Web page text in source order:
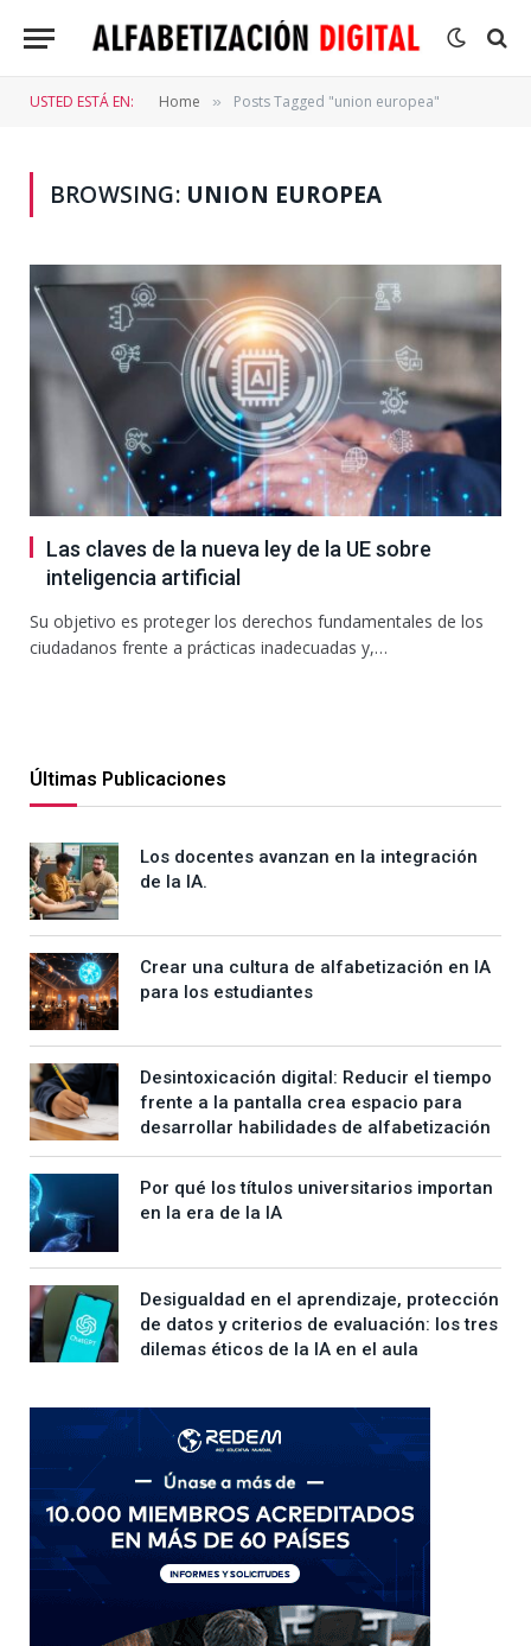
USTED ESTÁ EN: Home » Posts Tagged "union europea"
BROWSING: UNION EUROPEA
Las claves de la nueva ley de la UE sobre
inteligencia artificial
Su objetivo es proteger los derechos fundamentales de los
ciudadanos frente a prácticas inadecuadas y,…
Últimas Publicaciones
Los docentes avanzan en la integración
de la IA.
Crear una cultura de alfabetización en IA
para los estudiantes
Desintoxicación digital: Reducir el tiempo
frente a la pantalla crea espacio para
desarrollar habilidades de alfabetización
Por qué los títulos universitarios importan
en la era de la IA
Desigualdad en el aprendizaje, protección
de datos y criterios de evaluación: los tres
dilemas éticos de la IA en el aula